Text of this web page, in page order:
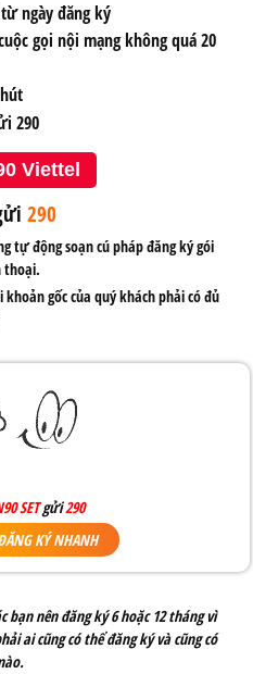
ngày đăng ký
gọi nội mạng không quá 20
290
Viettel
290
tự động soạncú pháp đăng ký gói
thoại.
gốc của quý khách phải có đủ
SET gửi290
KÝ NHANH
bạn nên đăng ký 6 hoặc 12 tháng vì
ai cũng có thể đăng ký và cũng có